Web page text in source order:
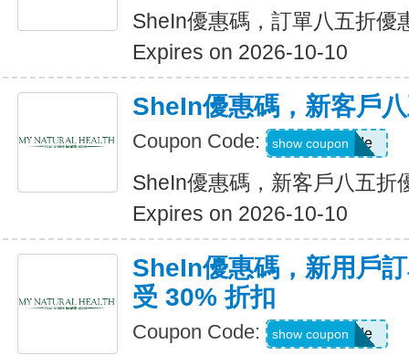
SheIn優惠碼，訂單八五折優
Expires on 2026-10-10
SheIn優惠碼，新客戶
Coupon Code: Show Code
show coupon
SheIn優惠碼，新客戶八五折
Expires on 2026-10-10
SheIn優惠碼，新用戶
受 30% 折扣
Coupon Code: Show Code
show coupon